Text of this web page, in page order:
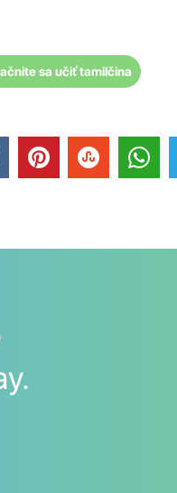
sa učiť tamilčina